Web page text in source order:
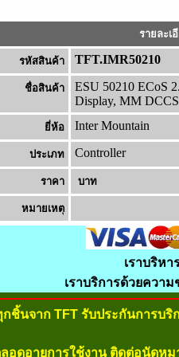
รายละเ
รหัสสินค้า TFT.IMR50210
ชื่อสินค้า
ESU 50210 ECoS
Display, MM DCCS
ยี่ห้อ Inter Mountain
ประเภท Controller
ราคา บาท
หมายเหต
เราบริหา
เราบริการด้วยควา
ชิ้นจาก TFT รับประกันการบ
อดอายุการใช้งาน ติดต่อนัดหม